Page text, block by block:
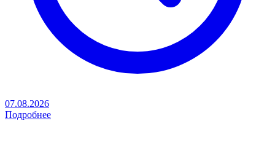
07.08.2026
Подробнее